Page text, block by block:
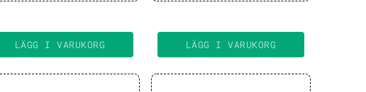
LÄGG I VARUKORG LÄGG I VARUKORG